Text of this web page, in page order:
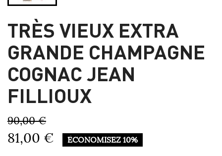
TRÈS VIEUX EXTRA
GRANDE CHAMPAGNE
COGNAC JEAN
FILLIOUX
90,00 €
81,00 € ÉCONOMISEZ 10%